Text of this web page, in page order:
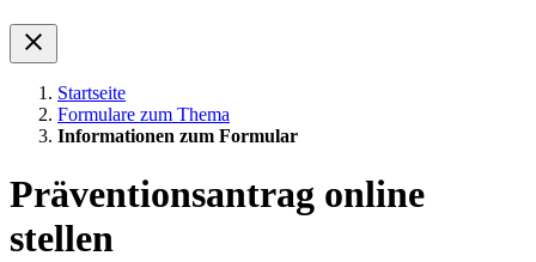
Startseite
Formulare zum Thema
Informationen zum Formular
Präventionsantrag online
stellen